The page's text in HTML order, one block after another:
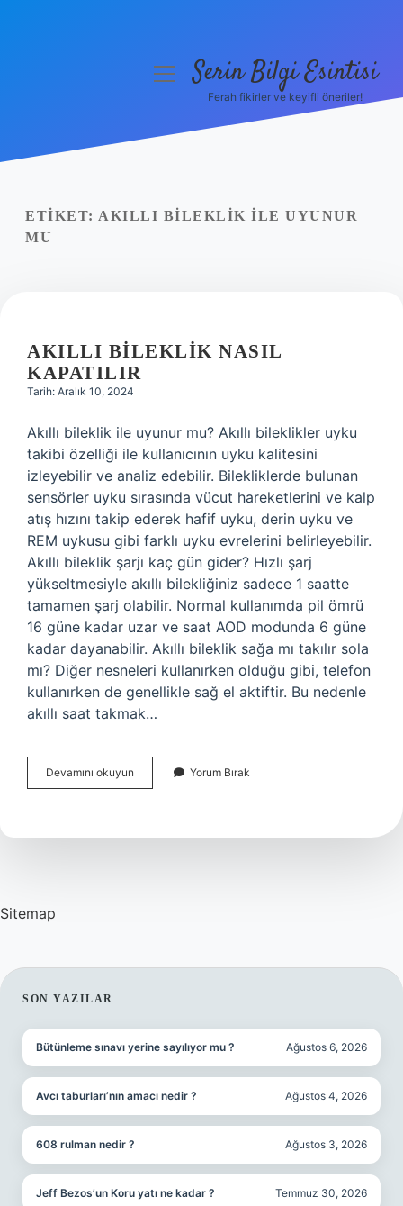
Yasal Uyarı
menüyüSerin Bilgi Esintisi
Ferah fikirler ve keyifli öneriler!
ETIKET: AKILLI BILEKLIK ILE UYUNUR
MU
AKILLI BILEKLIK NASIL
KAPATILIR
Tarih: Aralık 10, 2024
Akıllı bileklik ile uyunur mu? Akıllı bileklikler uyku
takibi özelliği ile kullanıcının uyku kalitesini
izleyebilir ve analiz edebilir. Bilekliklerde bulunan
sensörler uyku sırasında vücut hareketlerini ve kalp
atış hızını takip ederek hafif uyku, derin uyku ve
REM uykusu gibi farklı uyku evrelerini belirleyebilir.
Akıllı bileklik şarjı kaç gün gider? Hızlı şarj
yükseltmesiyle akıllı bilekliğiniz sadece 1 saatte
tamamen şarj olabilir. Normal kullanımda pil ömrü
16 güne kadar uzar ve saat AOD modunda 6 güne
kadar dayanabilir. Akıllı bileklik sağa mı takılır sola
mı? Diğer nesneleri kullanırken olduğu gibi, telefon
kullanırken de genellikle sağ el aktiftir. Bu nedenle
akıllı saat takmak…
Devamını okuyun
Bileklik
Yorum Bırak
Sitemap
SIDEBAR
SON YAZILAR
Bütünleme sınavı yerine sayılıyor mu ? Ağustos 6, 2026
Avcı taburları’nın amacı nedir ? Ağustos 4, 2026
608 rulman nedir ? Ağustos 3, 2026
Jeff Bezos’un Koru yatı ne kadar ? Temmuz 30, 2026